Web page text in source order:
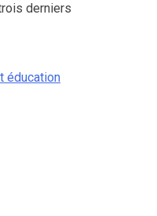
derniers
éducation